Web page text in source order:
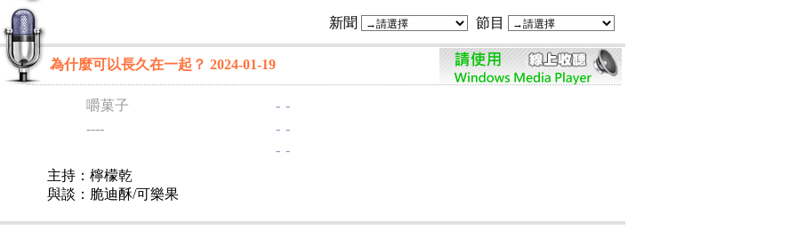
新聞 節目
為什麼可以長久在一起？ 2024-01-19
嚼菓子 - -
----
- -
- -
主持：檸檬乾
與談：脆迪酥/可樂果